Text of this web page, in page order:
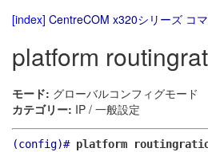
[index] CentreCOM x320シリーズ コ
platform
モード: グローバルコンフィグモード
カテゴリー: IP / 一般設定
(config)# platform